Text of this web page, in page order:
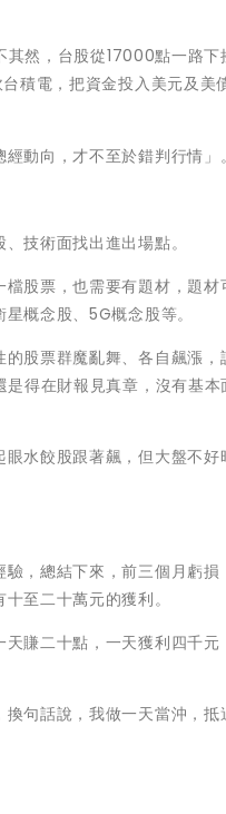
然，台股從17000點一路
積電，把資金投入美元及美
動向，才不至於錯判行情」。
技術面找出進出場點。
股票，也需要有題材，題
概念股、5G概念股等。
股票群魔亂舞、各自飆漲
得在財報見真章，沒有基本
水餃股跟著飆，但大盤不好
，總結下來，前三個月虧損
至二十萬元的獲利。
賺二十點，一天獲利四千
句話說，我做一天當沖，抵